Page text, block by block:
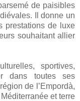
de paisibles
Il donne un
prestations de luxe
souhaitant allier
sportives,
dans toutes ses
de l’Empordà,
et terre